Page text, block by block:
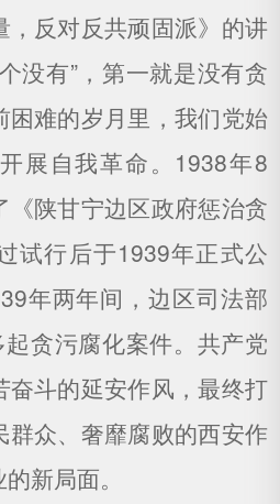
，反对反共顽固派》的讲
没有”，第一就是没有贪
难的岁月里，我们党始
展自我革命。1938年8
《陕甘宁边区政府惩治贪
试行后于1939年正式公
年两年间，边区司法部
贪污腐化案件。共产党
奋斗的延安作风，最终打
群众、奢靡腐败的西安作
新局面。